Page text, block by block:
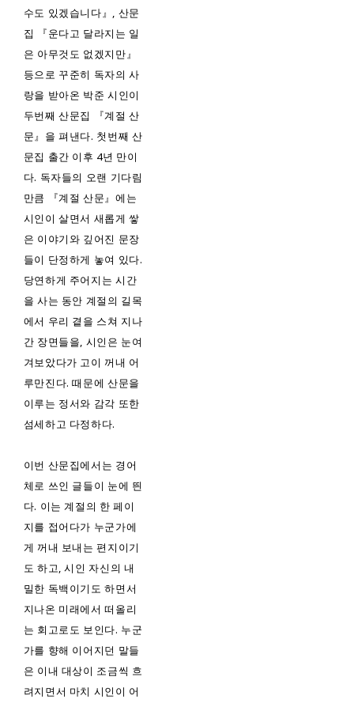
수도 있겠습니다』, 산문
집 『운다고 달라지는 일
은 아무것도 없겠지만』
등으로 꾸준히 독자의 사
랑을 받아온 박준 시인이
두번째 산문집 『계절 산
문』을 펴낸다. 첫번째 산
문집 출간 이후 4년 만이
다. 독자들의 오랜 기다림
만큼 『계절 산문』에는
시인이 살면서 새롭게 쌓
은 이야기와 깊어진 문장
들이 단정하게 놓여 있다.
당연하게 주어지는 시간
을 사는 동안 계절의 길목
에서 우리 곁을 스쳐 지나
간 장면들을, 시인은 눈여
겨보았다가 고이 꺼내 어
루만진다. 때문에 산문을
이루는 정서와 감각 또한
섬세하고 다정하다.
이번 산문집에서는 경어
체로 쓰인 글들이 눈에 띈
다. 이는 계절의 한 페이
지를 접어다가 누군가에
게 꺼내 보내는 편지이기
도 하고, 시인 자신의 내
밀한 독백이기도 하면서
지나온 미래에서 떠올리
는 회고로도 보인다. 누군
가를 향해 이어지던 말들
은 이내 대상이 조금씩 흐
려지면서 마치 시인이 어